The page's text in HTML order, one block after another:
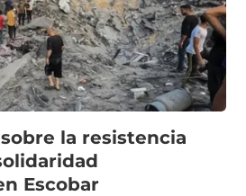
la resistencia
Escobar